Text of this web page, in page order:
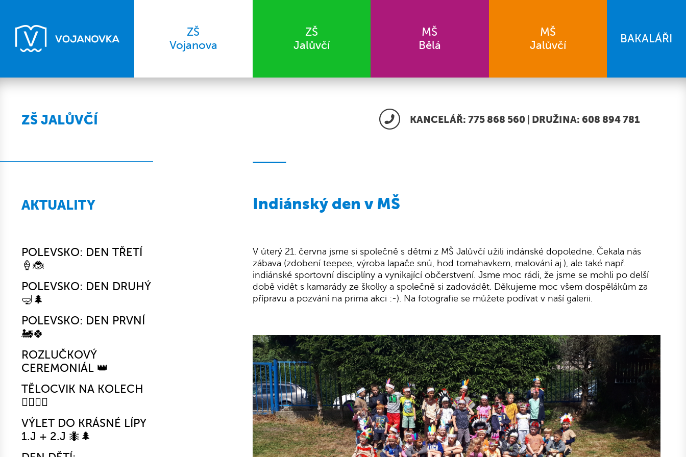
ZŠ
Vojanova
ZŠ
Jalůvčí
MŠ
Bělá
MŠ
Jalůvčí
BAKALÁŘI
ZŠ JALŮVČÍ
AKTUALITY
POLEVSKO: DEN TŘETÍ
🍦🐞
POLEVSKO: DEN DRUHÝ
🤿🌲
POLEVSKO: DEN PRVNÍ
🚂🍀
ROZLUČKOVÝ
CEREMONIÁL 👑
TĚLOCVIK NA KOLECH
🚴‍♀️🤸‍♂️
VÝLET DO KRÁSNÉ LÍPY
1.J + 2.J 🐜🌲
KANCELÁŘ: 775 868 560 DRUŽINA: 608 894 781
Indiánský den v MŠ
V úterý 21. června jsme si společně s dětmi z MŠ Jalůvčí užili indánské dopoledne. Čekala nás
zábava (zdobení teepee, výroba lapače snů, hod tomahavkem, malování aj.), ale také např.
indiánské sportovní disciplíny a vynikající občerstvení. Jsme moc rádi, že jsme se mohli po delší
době vidět s kamarády ze školky a společně si zadovádět. Děkujeme moc všem dospělákům za
přípravu a pozvání na prima akci :-). Na fotografie se můžete podívat v naší galerii.